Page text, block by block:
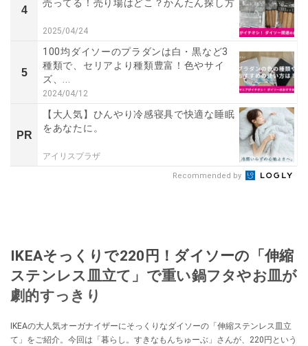
4
売ってる！売り場はどこ？かんたん探し方
2025/04/24
5
100均ダイソーのプラダンは白・黒など3
種類で、セリアより種類豊富！色やサイ
ズ、...
2024/04/12
PR
【大人気】ひんやり冷感寝具で快適な睡眠
をあなたに。
アイリスプラザ
Recommended by
IKEAそっくりで220円！ダイソーの「伸縮
ステンレス皿立て」で重い鍋フタやお皿が
劇的すっきり
IKEAの大人気オーガナイザーにそっくりなダイソーの「伸縮ステンレス皿立
て」をご紹介。今回は「暮らし。すきなもんちゅーぶ」さんが、220円という